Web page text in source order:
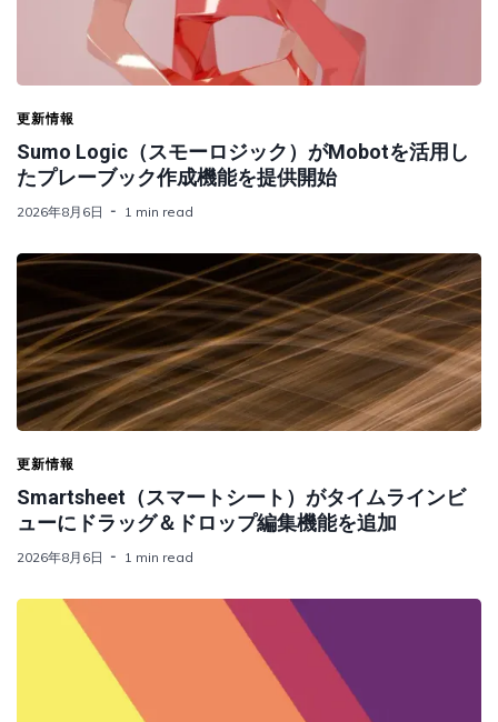
更新情報
Sumo Logic（スモーロジック）がMobotを活用し
たプレーブック作成機能を提供開始
2026年8月6日 1 min read
更新情報
Smartsheet（スマートシート）がタイムラインビ
ューにドラッグ＆ドロップ編集機能を追加
2026年8月6日 1 min read